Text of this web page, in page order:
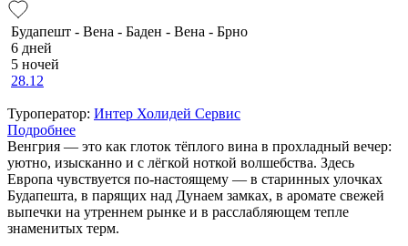
Будапешт - Вена - Баден - Вена - Брно
6 дней
5 ночей
28.12
Туроператор: Интер Холидей Сервис
Подробнее
Венгрия — это как глоток тёплого вина в прохладный вечер:
уютно, изысканно и с лёгкой ноткой волшебства. Здесь
Европа чувствуется по-настоящему — в старинных улочках
Будапешта, в парящих над Дунаем замках, в аромате свежей
выпечки на утреннем рынке и в расслабляющем тепле
знаменитых терм.